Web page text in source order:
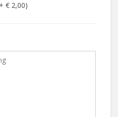
€ 2,00)